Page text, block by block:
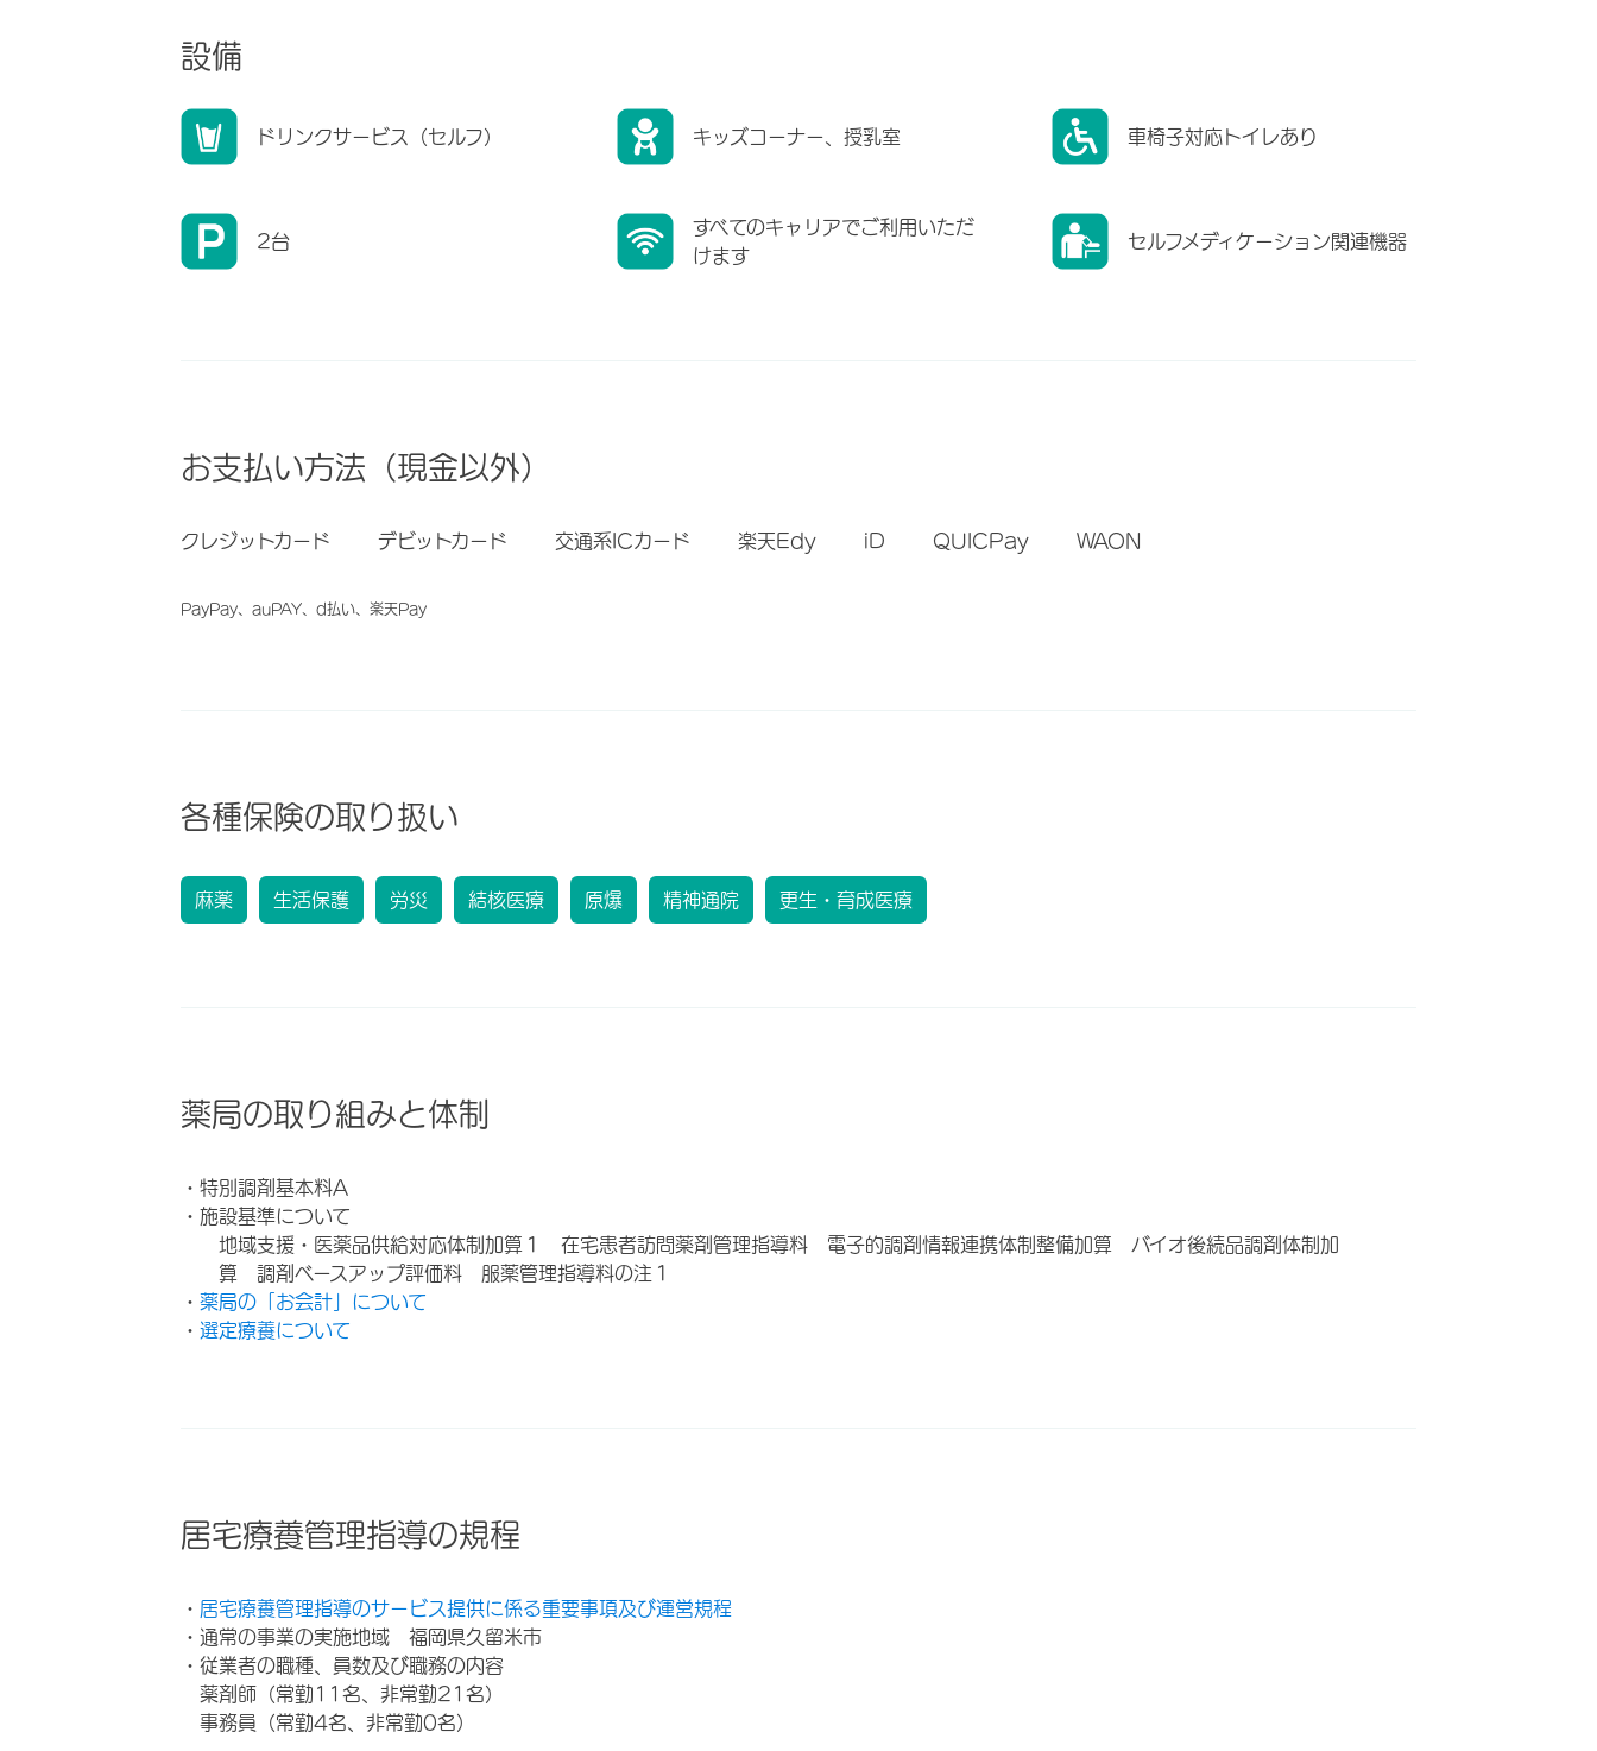
設備
ドリンクサービス（セルフ） キッズコーナー、授乳室 車椅子対応トイレあり
2台
すべてのキャリアでご利用いただ
けます
セルフメディケーション関連機器
お支払い方法（現金以外）
クレジットカード デビットカード 交通系ICカード 楽天Edy iD QUICPay WAON
PayPay、auPAY、d払い、楽天Pay
各種保険の取り扱い
麻薬 生活保護 労災 結核医療 原爆 精神通院 更生・育成医療
薬局の取り組みと体制
・特別調剤基本料A
・施設基準について
地域支援・医薬品供給対応体制加算１ 在宅患者訪問薬剤管理指導料 電子的調剤情報連携体制整備加算 バイオ後続品調剤体制加
算 調剤ベースアップ評価料 服薬管理指導料の注１
・ 薬局の「お会計」について
・ 選定療養について
居宅療養管理指導の規程
・ 居宅療養管理指導のサービス提供に係る重要事項及び運営規程
・通常の事業の実施地域 福岡県久留米市
・従業者の職種、員数及び職務の内容
薬剤師（常勤11名、非常勤21名）
事務員（常勤4名、非常勤0名）